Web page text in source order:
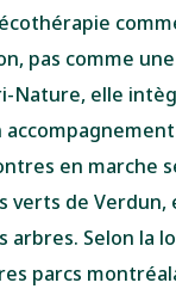
pas comme
Nature, elle
en marche
verts de
arbres. Selon la
parcs